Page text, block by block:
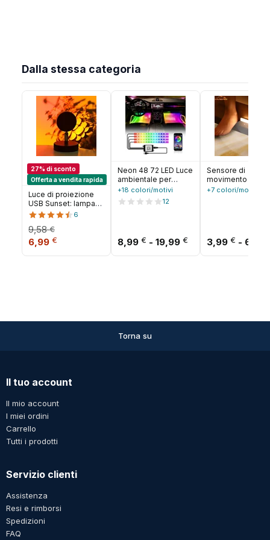
Dalla stessa categoria
27% di sconto
Offerta a vendita rapida
Luce di proiezione
USB Sunset: lampada
da parete e da
caratterizzata da 180
° design Art Déco
rotante, finitura
metallo e
6
9,58€
Il prezzo originale era: 9,58 €.
6,99 € Il prezzo attuale è: 6,99 €.
Neon 48 72 LED Luce
ambientale per
interni auto con USB
Wireless Remote
Music App Control
+18 colori/motivi
12
8,99 € - 19,99 € Fascia di
Sensore di
movimento
a LED luci
corridoio tubo
+7 colori/motivi
3,99 € - 6,99
Torna su
Il tuo account
Il mio account
I miei ordini
Carrello
Tutti i prodotti
Servizio clienti
Assistenza
Resi e rimborsi
Spedizioni
FAQ